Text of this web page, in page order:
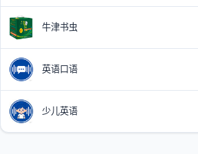
牛津书虫
英语口语
少儿英语